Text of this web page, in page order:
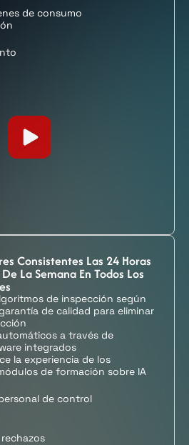
de consumo
Consistentes Las 24 Horas
La Semana En Todos Los
de inspección según
de calidad para eliminar
a través de
integrados
la experiencia de los
de formación sobre IA
de control